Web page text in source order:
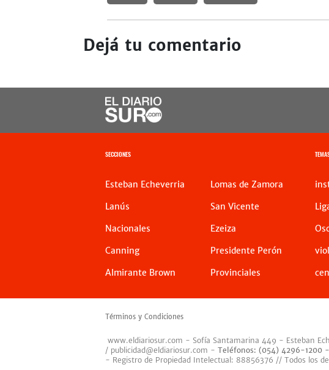
Dejá tu comentario
SECCIONES
Esteban Echeverria
Lanús
Nacionales
Canning
Almirante Brown
Lomas de Zamora
San Vicente
Ezeiza
Presidente Perón
Provinciales
Términos y Condiciones
www.eldiariosur.com - Sofía Santamarina 449 - Esteban
/ publicidad@eldiariosur.com - Teléfonos: (054) 4296-1200 -
- Registro de Propiedad Intelectual: 88856376 // Todos los